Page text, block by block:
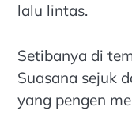
lalu lintas.
Setibanya di
Suasana sejuk
yang pengen